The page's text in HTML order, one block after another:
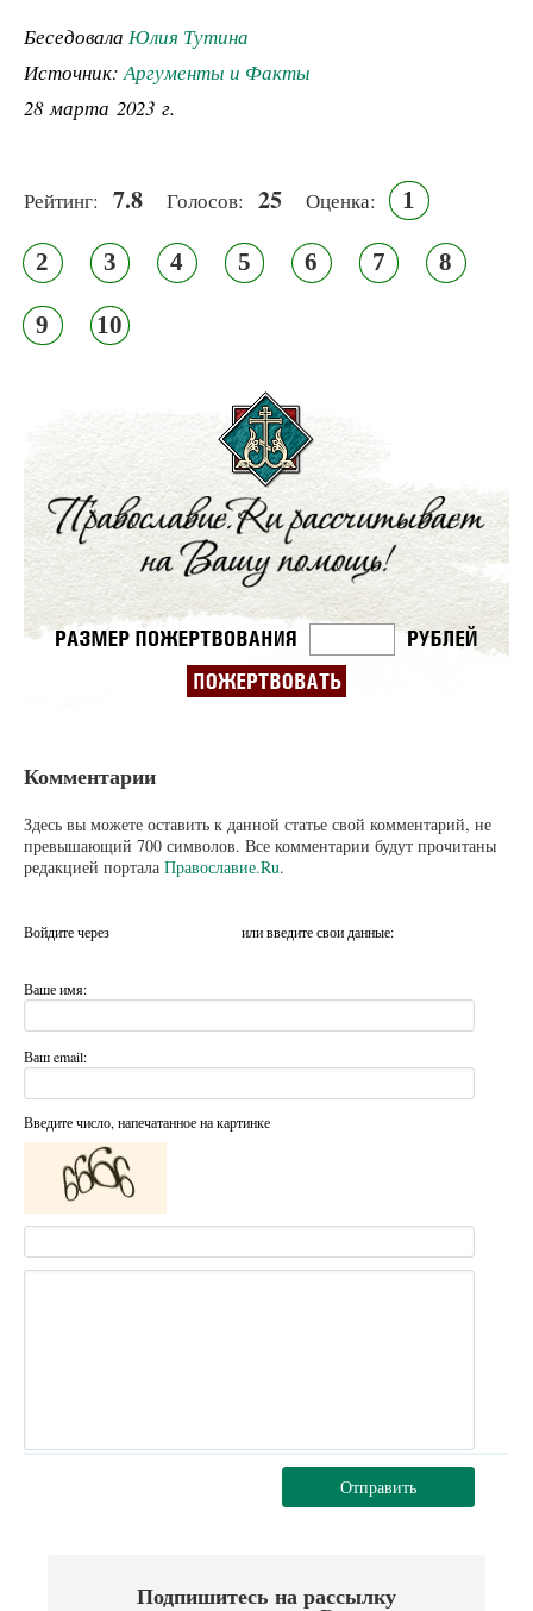
Беседовала Юлия Тутина
Источник:Аргументы и Факты
28 марта 2023 г.
Рейтинг: 7.8 Голосов: 25 Оценка: 1
2 3 4 5 6 7 8
9 10
Комментарии
Здесь вы можете оставить к данной статье свой комментарий, не
превышающий 700 символов. Все комментарии будут прочитаны
редакцией портала Православие.Ru.
Войдите через или введите свои данные:
Ваше имя:
Ваш email:
Введите число, напечатанное на картинке
Отправить
Подпишитесь на рассылку